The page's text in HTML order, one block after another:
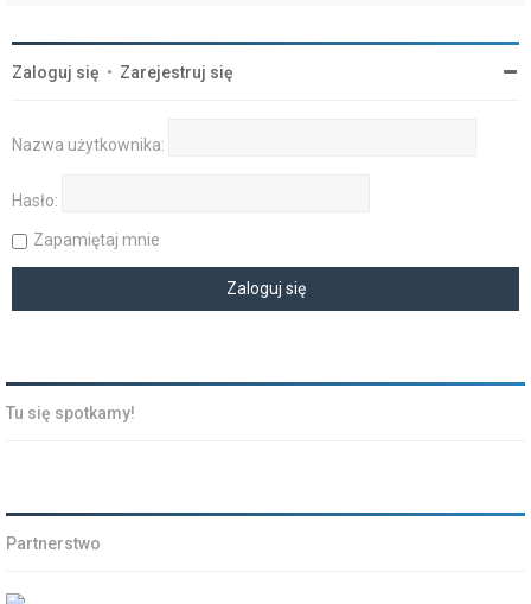
Zaloguj się • Zarejestruj się
Nazwa użytkownika:
Hasło:
Zapamiętaj mnie
Tu się spotkamy!
Partnerstwo